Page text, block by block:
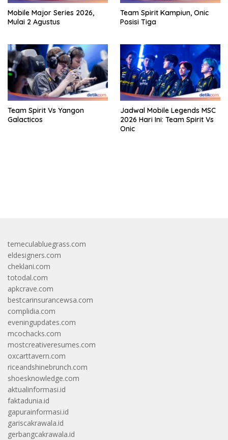
Mobile Major Series 2026,
Mulai 2 Agustus
Team Spirit Kampiun, Onic
Posisi Tiga
Team Spirit Vs Yangon
Galacticos
Jadwal Mobile Legends MSC
2026 Hari Ini: Team Spirit Vs
Onic
temeculabluegrass.com
eldesigners.com
cheklani.com
totodal.com
apkcrave.com
bestcarinsurancewsa.com
complidia.com
eveningupdates.com
mcochacks.com
mostcreativeresumes.com
oxcarttavern.com
riceandshinebrunch.com
shoesknowledge.com
aktualinformasi.id
faktadunia.id
gapurainformasi.id
gariscakrawala.id
gerbangcakrawala.id